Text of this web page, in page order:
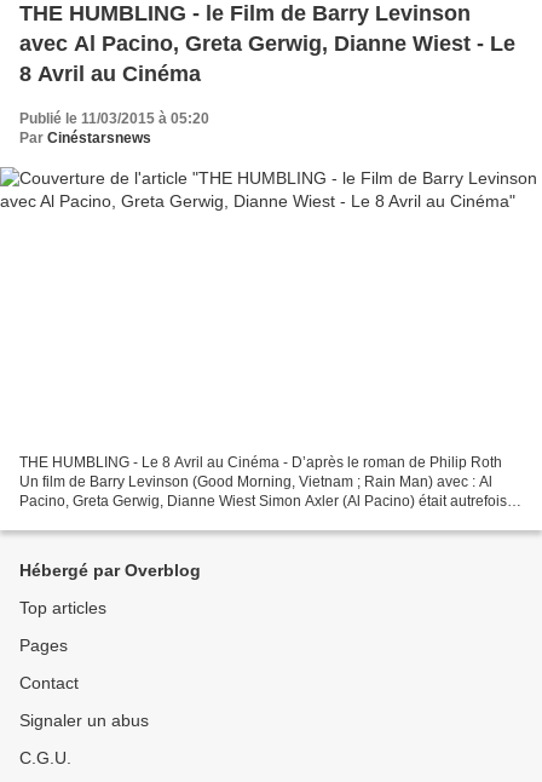
THE HUMBLING - le Film de Barry Levinson
avec Al Pacino, Greta Gerwig, Dianne Wiest - Le
8 Avril au Cinéma
Publié le 11/03/2015 à 05:20
Par Cinéstarsnews
THE HUMBLING - Le 8 Avril au Cinéma - D’après le roman de Philip Roth
Un film de Barry Levinson (Good Morning, Vietnam ; Rain Man) avec : Al
Pacino, Greta Gerwig, Dianne Wiest Simon Axler (Al Pacino) était autrefois
Hébergé par Overblog
Top articles
Pages
Contact
Signaler un abus
C.G.U.